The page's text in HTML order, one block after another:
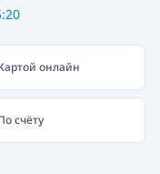
онлайн
счёту